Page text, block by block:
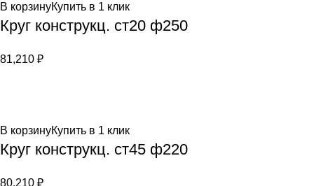
В корзинуКупить в 1 клик
Круг конструкц. ст20 ф250
81,210 ₽
В корзинуКупить в 1 клик
Круг конструкц. ст45 ф220
80,210 ₽